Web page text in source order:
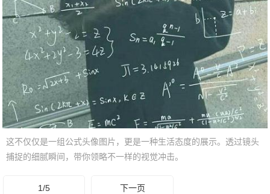
这不仅仅是一组公式头像图片，更是一种生活态度的展示。透过镜头
捕捉的细腻瞬间，带你领略不一样的视觉冲击。
1/5 下一页